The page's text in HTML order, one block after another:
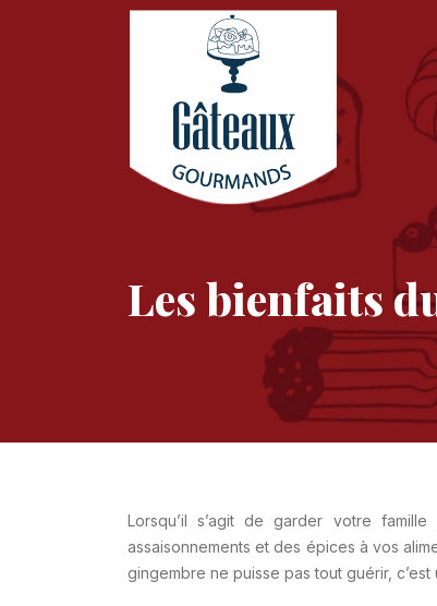
Les bienfaits
Lorsqu’il s’agit de garder votre
assaisonnements et des épices à vos
gingembre ne puisse pas tout guérir,